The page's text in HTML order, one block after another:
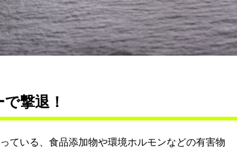
撃退！
ている、食品添加物や環境ホルモンなどの有害物